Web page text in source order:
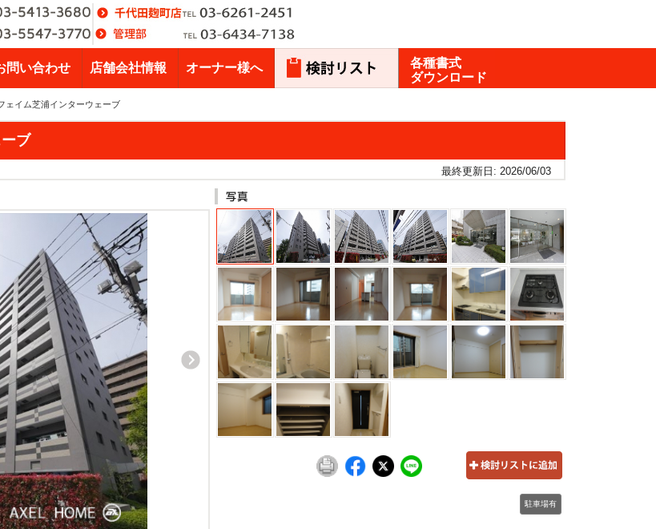
問い合わせ 店舗会社情報 オーナー様へ
各種書式
ダウンロード
ェイム芝浦インターウェーブ
ブ
最終更新日: 2026/06/03
駐車場有